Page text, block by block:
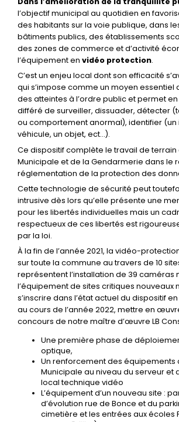
l’objectif municipal au quotidien en
des habitants sur la voie publique, dans
bâtiments publics, des établissements
des zones de commerce et d’activité
l’équipement en vidéo protection.
C’est un enjeu local dont son efficacité
qui s’impose comme un moyen essentiel
des atteintes à l’ordre public et permet
différé de surveiller, dissuader, détecter
ou comportement anormal), identifier (un
véhicule, un objet, ect…).
Ce dispositif complète le travail de terrain
Municipale et de la Gendarmerie dans le
réglementation de la protection des
Cette technologie de sécurité peut
intrusive dès lors qu’elle présente une
pour les libertés individuelles mais un
respectueux de ces libertés est
par la loi.
À la fin de l’année 2021, la vidéo-
sur toute la commune au travers de 10
représentent l’installation de 39 caméras
l’équipement de sites critiques nouveaux
s’inscrire dans l’état actuel du dispositif
au cours de l’année 2022, mettre en
concours de notre maître d’œuvre LB
Une première phase de
optique,
Un renforcement des équipements
Municipale au niveau du serveur et
local technique vidéo
L’équipement d’un nouveau site :
d’évolution rue de Bonce et du
cimetière et les entrées aux écoles